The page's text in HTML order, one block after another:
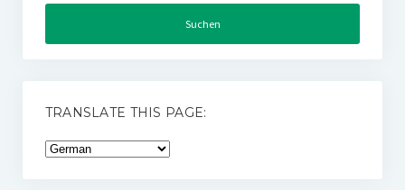
TRANSLATE THIS PAGE: